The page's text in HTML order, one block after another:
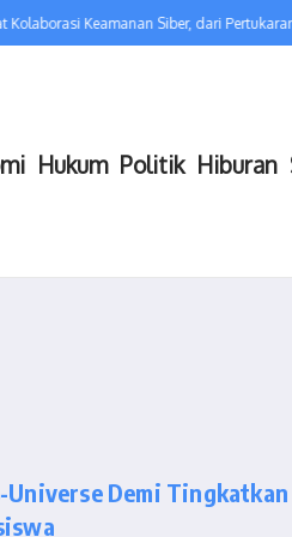
Kolaborasi Keamanan Siber, dari
Hukum Politik Hiburan
Universe Demi Tingkatkan